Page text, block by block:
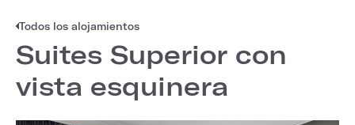
Todos los alojamientos
Suites Superior con
vista esquinera